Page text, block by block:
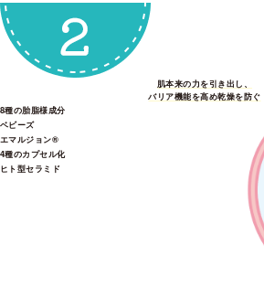
肌本来の力を引き出し、
バリア機能を高め乾燥を防ぐ
8種の胎脂様成分
ベビーズ
エマルジョン®
4種のカプセル化
ヒト型セラミド